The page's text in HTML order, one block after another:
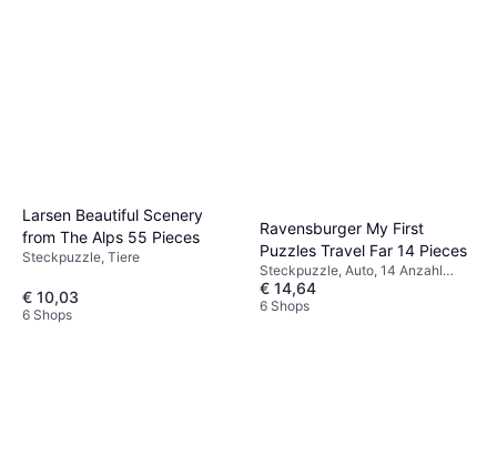
Larsen Beautiful Scenery
from The Alps 55 Pieces
Steckpuzzle, Tiere
€ 10,03
6 Shops
Ravensburger My First
Puzzles Travel Far 14 Pieces
Steckpuzzle, Auto, 14 Anzahl
Teile, 17x12cm
€ 14,64
6 Shops